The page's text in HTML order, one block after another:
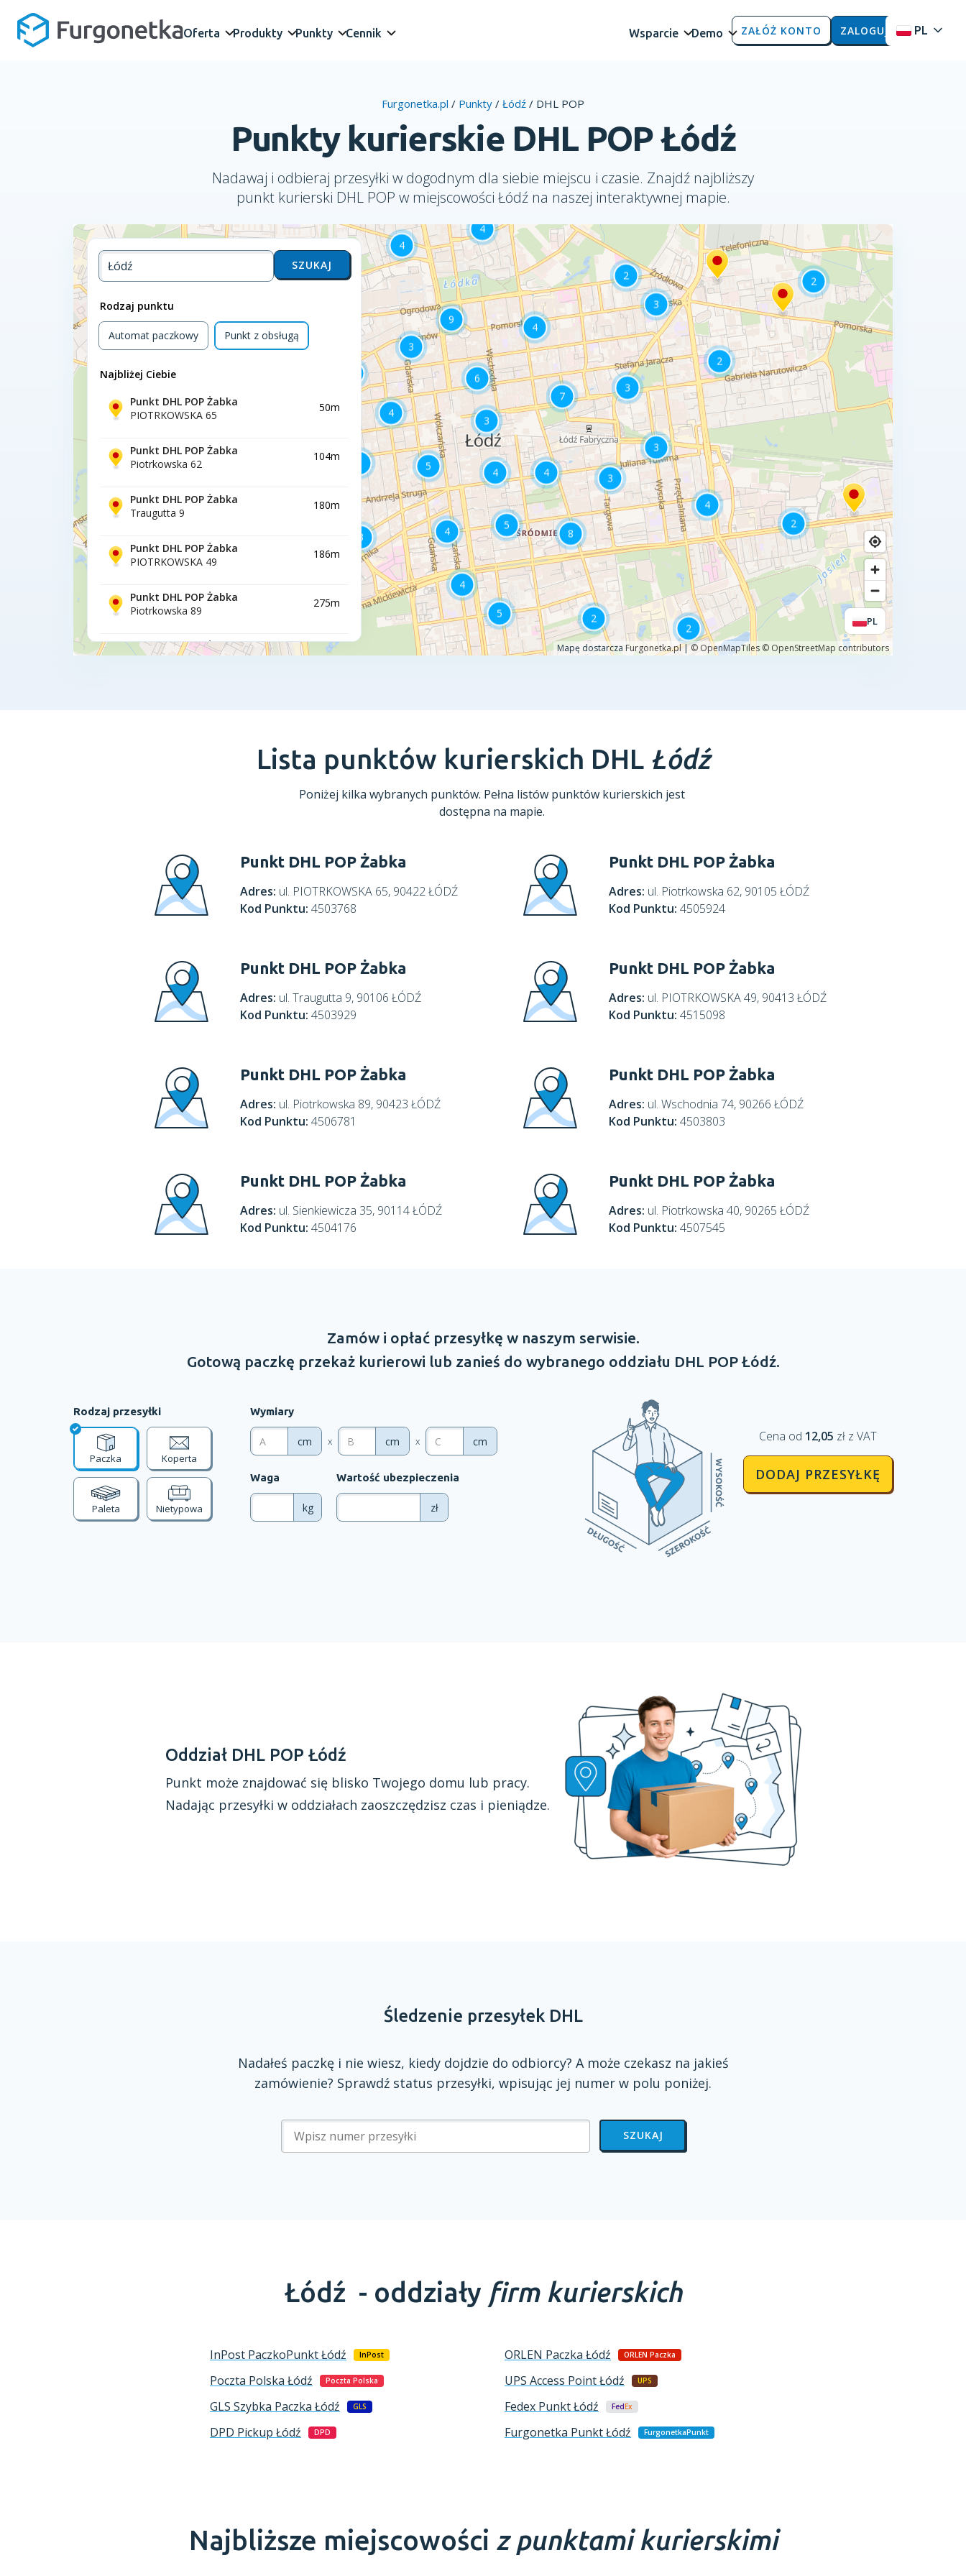
Oferta Produkty Punkty Cennik Wsparcie Demo ZAŁÓŻ KONTO ZALOGUJ PL
Furgonetka.pl / Punkty / Łódź / DHL POP
Punkty kurierskie DHL POP Łódź
Nadawaj i odbieraj przesyłki w dogodnym dla siebie miejscu i czasie. Znajdź najbliższy
punkt kurierski DHL POP w miejscowości Łódź na naszej interaktywnej mapie.
Lista punktów kurierskich DHL Łódź
Poniżej kilka wybranych punktów. Pełna listów punktów kurierskich jest
dostępna na mapie.
Punkt DHL POP Żabka
Adres: ul. PIOTRKOWSKA 65, 90422 ŁÓDŹ
Kod Punktu: 4503768
Punkt DHL POP Żabka
Adres: ul. Piotrkowska 62, 90105 ŁÓDŹ
Kod Punktu: 4505924
Punkt DHL POP Żabka
Adres: ul. Traugutta 9, 90106 ŁÓDŹ
Kod Punktu: 4503929
Punkt DHL POP Żabka
Adres: ul. PIOTRKOWSKA 49, 90413 ŁÓDŹ
Kod Punktu: 4515098
Punkt DHL POP Żabka
Adres: ul. Piotrkowska 89, 90423 ŁÓDŹ
Kod Punktu: 4506781
Punkt DHL POP Żabka
Adres: ul. Wschodnia 74, 90266 ŁÓDŹ
Kod Punktu: 4503803
Punkt DHL POP Żabka
Adres: ul. Sienkiewicza 35, 90114 ŁÓDŹ
Kod Punktu: 4504176
Punkt DHL POP Żabka
Adres: ul. Piotrkowska 40, 90265 ŁÓDŹ
Kod Punktu: 4507545
Zamów i opłaćprzesyłkę w naszym serwisie.
Gotową paczkę przekaż kurierowi lub zanieś do wybranego oddziału DHL POP Łódź.
Rodzaj przesyłki
Paczka Koperta
Paleta Nietypowa
Wymiary
cm x cm x cm
Waga
kg
Wartość ubezpieczenia
zł
Cena od 12,05 zł z VAT
DODAJ PRZESYŁKĘ
Oddział DHL POP Łódź
Punkt może znajdować się blisko Twojego domu lub pracy.
Nadając przesyłki w oddziałach zaoszczędzisz czas i pieniądze.
Śledzenie przesyłek DHL
Nadałeś paczkę i nie wiesz, kiedy dojdzie do odbiorcy? A może czekasz na jakieś
zamówienie? Sprawdź status przesyłki, wpisując jej numer w polu poniżej.
SZUKAJ
Łódź - oddziały firm kurierskich
InPost PaczkoPunktŁódź InPost ORLEN Paczka Łódź ORLEN Paczka
Poczta Polska Łódź Poczta Polska UPS Access PointŁódź UPS
GLS Szybka Paczka Łódź GLS Fedex PunktŁódź FedEx
DPD Pickup Łódź DPD Furgonetka PunktŁódź FurgonetkaPunkt
Najbliższe miejscowości z punktami kurierskimi